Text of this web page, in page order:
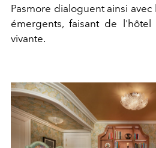
Pasmore dialoguent ainsi
émergents, faisant de
vivante.